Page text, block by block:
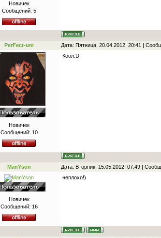
Новичек
Сообщений: 5
PerFect-um Дата: Пятница, 20.04.2012, 20:41 |
Новичек
Сообщений: 10
Коол:D
ManYson Дата: Вторник, 15.05.2012, 07:49 |
Новичек
Сообщений: 16
неплохо!)